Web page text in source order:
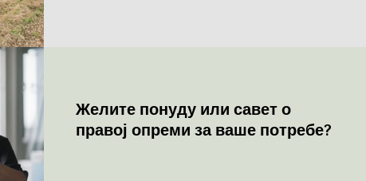
Желите понуду или савет о
правој опреми за ваше потребе?